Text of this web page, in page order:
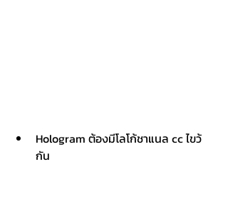
Hologram ต้องมีโลโก้ชาแนล cc ไขว้
กัน